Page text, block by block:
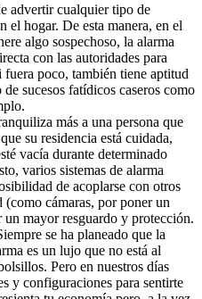
advertir cualquier tipo de
el hogar. De esta manera, en el
algo sospechoso, la alarma
con las autoridades para
fuera poco, también tiene aptitud
sucesos fatídicos caseros como
más a una persona que
su residencia está cuidada,
vacía durante determinado
varios sistemas de alarma
de acoplarse con otros
(como cámaras, por poner un
mayor resguardo y protección.
se ha planeado que la
es un lujo que no está al
Pero en nuestros días
y configuraciones para sentirte